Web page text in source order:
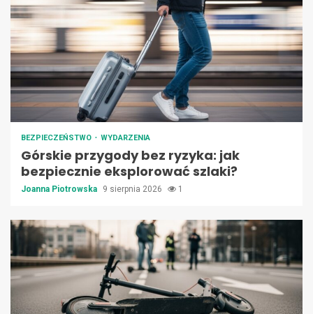
BEZPIECZEŃSTWO WYDARZENIA
Górskie przygody bez ryzyka: jak
bezpiecznie eksplorować szlaki?
Joanna Piotrowska 9 sierpnia 2026 1